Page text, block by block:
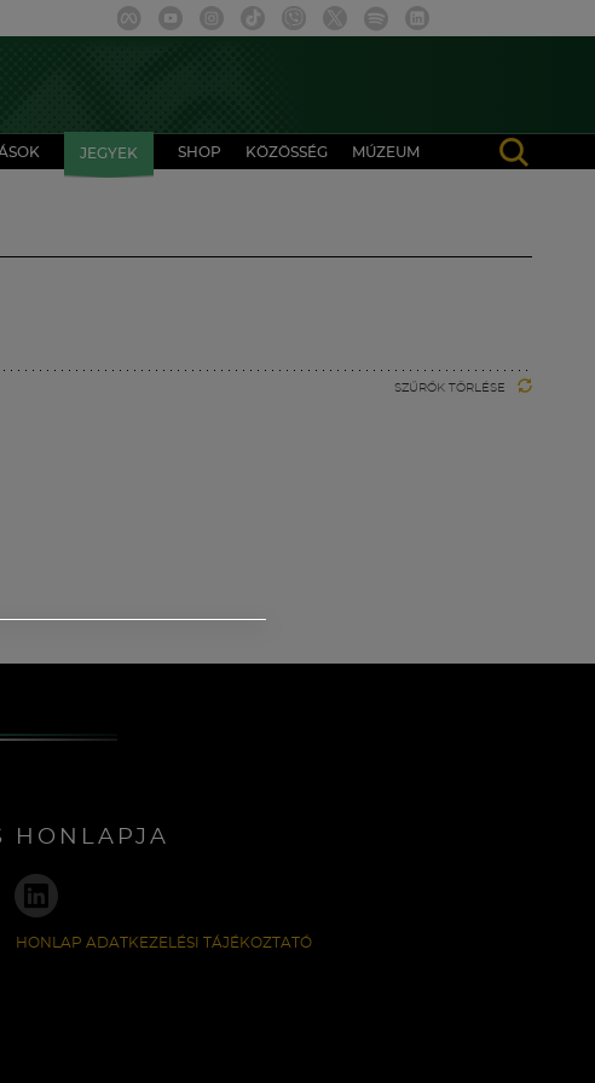
JEGYEK SHOP KÖZÖSSÉG MÚZEUM
SZŰRŐK TÖRLÉSE
HONLAPJA
HONLAP ADATKEZELÉSI TÁJÉKOZTATÓ